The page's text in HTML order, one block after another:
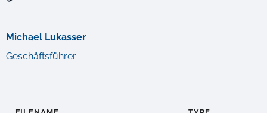
Michael Lukasser
Geschäftsführer